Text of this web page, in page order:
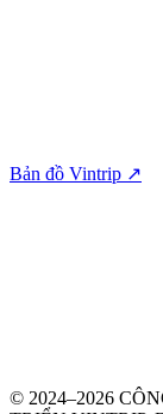
Bản đồ Vintrip ↗
© 2024–2026